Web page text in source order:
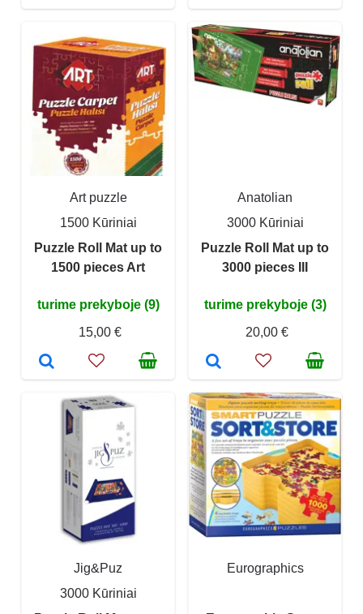
Art puzzle
1500 Kūriniai
Puzzle Roll Mat up to
1500 pieces Art
turime prekyboje (9)
15,00 €
Anatolian
3000 Kūriniai
Puzzle Roll Mat up to
3000 pieces III
turime prekyboje (3)
20,00 €
Jig&Puz
3000 Kūriniai
Eurographics